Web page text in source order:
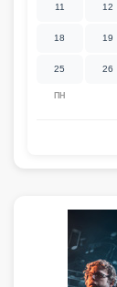
ПН
11 12
18 19
25 26